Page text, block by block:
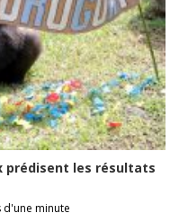
prédisent les résultats
d'une minute